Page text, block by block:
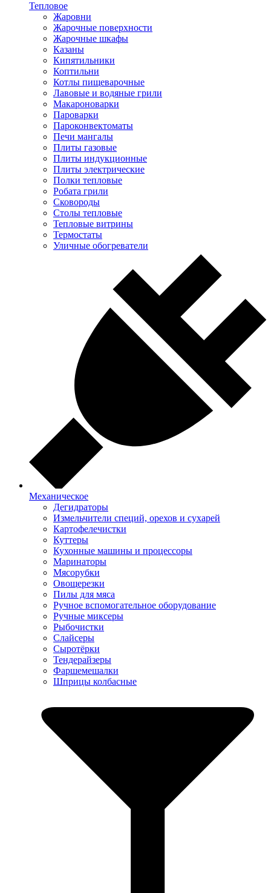
Тепловое
Жаровни
Жарочные поверхности
Жарочные шкафы
Казаны
Кипятильники
Коптильни
Котлы пищеварочные
Лавовые и водяные грили
Макароноварки
Пароварки
Пароконвектоматы
Печи мангалы
Плиты газовые
Плиты индукционные
Плиты электрические
Полки тепловые
Робата грили
Сковороды
Столы тепловые
Тепловые витрины
Термостаты
Уличные обогреватели
Механическое
Дегидраторы
Измельчители специй, орехов и сухарей
Картофелечистки
Куттеры
Кухонные машины и процессоры
Маринаторы
Мясорубки
Овощерезки
Пилы для мяса
Ручное вспомогательное оборудование
Ручные миксеры
Рыбочистки
Слайсеры
Сыротёрки
Тендерайзеры
Фаршемешалки
Шприцы колбасные